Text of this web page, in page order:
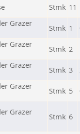
Stmk 11
Grazer
Stmk 1
Grazer
Stmk 2
Grazer
Stmk 3
Grazer
Stmk 5
Grazer
Stmk 6